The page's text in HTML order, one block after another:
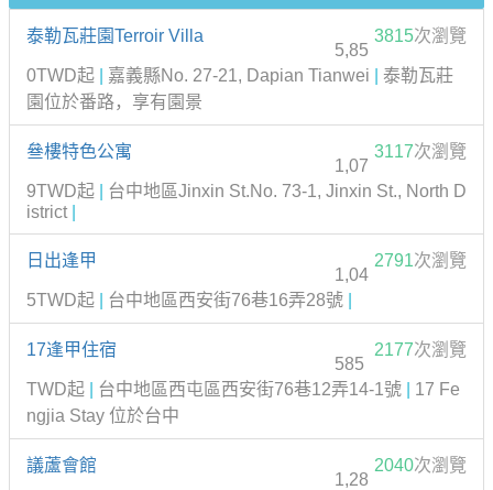
泰勒瓦莊園Terroir Villa 3815次瀏覽
5,85
0TWD起
嘉義縣No. 27-21, Dapian Tianwei
泰勒瓦莊
園位於番路，享有園景
叄樓特色公寓 3117次瀏覽
1,07
9TWD起
台中地區Jinxin St.No. 73-1, Jinxin St., North D
istrict
日出逢甲 2791次瀏覽
1,04
5TWD起
台中地區西安街76巷16弄28號
17逢甲住宿 2177次瀏覽
585
TWD起
台中地區西屯區西安街76巷12弄14-1號
17 Fe
ngjia Stay 位於台中
議蘆會館 2040次瀏覽
1,28